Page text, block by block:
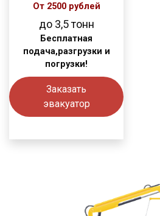
От 2500 рублей
до 3,5 тонн
Бесплатная
подача,разгрузки и
погрузки!
Заказать
эвакуатор